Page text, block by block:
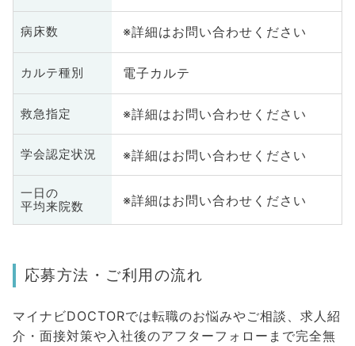
病床数 ※詳細はお問い合わせください
カルテ種別 電子カルテ
救急指定 ※詳細はお問い合わせください
学会認定状況 ※詳細はお問い合わせください
一日の
平均来院数
※詳細はお問い合わせください
応募方法・ご利用の流れ
マイナビDOCTORでは転職のお悩みやご相談、求人紹
介・面接対策や入社後のアフターフォローまで完全無